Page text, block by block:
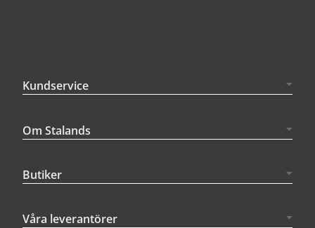
Kundservice
Om Stalands
Butiker
Våra leverantörer